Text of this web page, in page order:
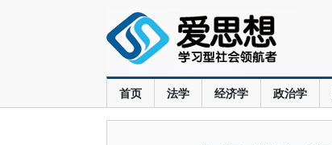
首页 法学 经济学 政治学